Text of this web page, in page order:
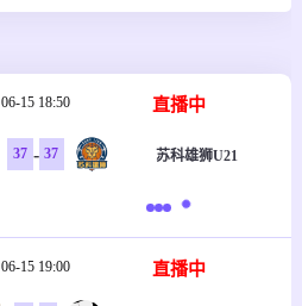
06-15 18:50 直播中
37 - 37 苏科雄狮U21
06-15 19:00 直播中